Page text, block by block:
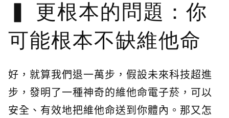
更根本的問題：你
可能根本不缺維他命
好，就算我們退一萬步，假設未來科技超進
步，發明了一種神奇的維他命電子菸，可以
安全、有效地把維他命送到你體內。那又怎